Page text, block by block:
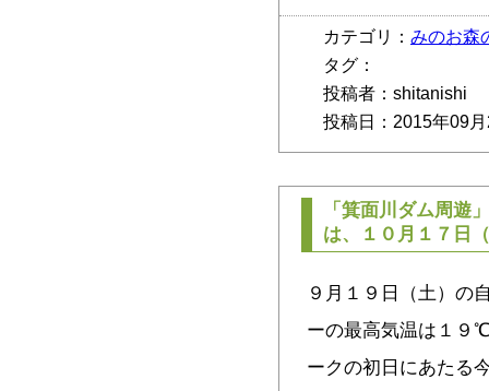
カテゴリ： みのお森
タグ：
投稿者：shitanishi
投稿日：2015年09
「箕面川ダム周遊
は、１０月１７日
９月１９日（土）の
ーの最高気温は１９
ークの初日にあたる